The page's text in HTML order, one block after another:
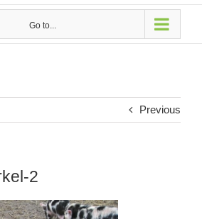
Go to...
Previous
2